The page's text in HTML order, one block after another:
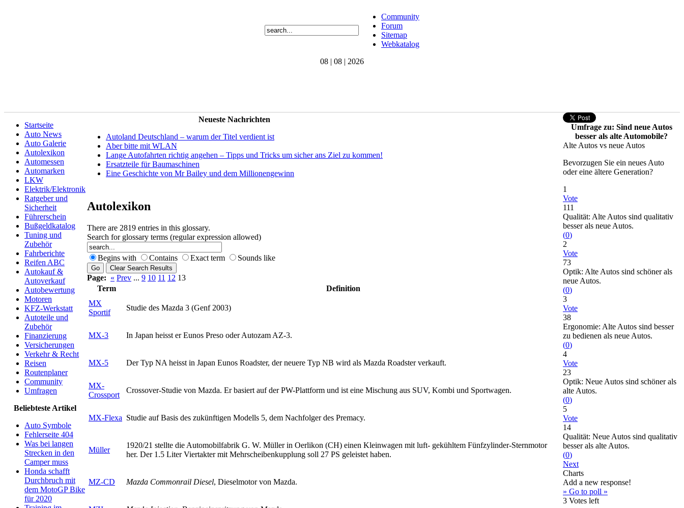
Community
Forum
Sitemap
Webkatalog
08 | 08 | 2026
Startseite
Auto News
Auto Galerie
Autolexikon
Automessen
Automarken
LKW
Elektrik/Elektronik
Ratgeber und
Sicherheit
Führerschein
Bußgeldkatalog
Tuning und
Zubehör
Fahrberichte
Reifen ABC
Autokauf &
Autoverkauf
Autobewertung
Motoren
KFZ-Werkstatt
Autoteile und
Zubehör
Finanzierung
Versicherungen
Verkehr & Recht
Reisen
Routenplaner
Community
Umfragen
Beliebteste Artikel
Auto Symbole
Fehlerseite 404
Was bei langen
Strecken in den
Camper muss
Honda schafft
Durchbruch mit
dem MotoGP Bike
für 2020
Neueste Nachrichten
Autoland Deutschland – warum der Titel verdient ist
Aber bitte mit WLAN
Lange Autofahrten richtig angehen – Tipps und Tricks um sicher ans Ziel zu kommen!
Ersatzteile für Baumaschinen
Eine Geschichte von Mr Bailey und dem Millionengewinn
Autolexikon
There are 2819 entries in this glossary.
Search for glossary terms (regular expression allowed)
Begins with Contains Exact term Sounds like
Page: « Prev ... 9 10 11 12 13
Term
Definition
MX
Sportif
Studie des Mazda 3 (Genf 2003)
MX-3 In Japan heisst er Eunos Preso oder Autozam AZ-3.
MX-5 Der Typ NA heisst in Japan Eunos Roadster, der neuere Typ NB wird als Mazda Roadster verkauft.
MX-
Crossport
Crossover-Studie von Mazda. Er basiert auf der PW-Plattform und ist eine Mischung aus SUV, Kombi und Sportwagen.
MX-Flexa Studie auf Basis des zukünftigen Modells 5, dem Nachfolger des Premacy.
Müller
1920/21 stellte die Automobilfabrik G. W. Müller in Oerlikon (CH) einen Kleinwagen mit luft- gekühltem Fünfzylinder-Sternmotor
her. Der 1.5 Liter Viertakter mit Mehrscheibenkupplung soll 27 PS geleistet haben.
MZ-CD Mazda Commonrail Diesel, Dieselmotor von Mazda.
Umfrage zu: Sind neue Autos
besser als alte Automobile?
Alte Autos vs neue Autos
Bevorzugen Sie ein neues Auto
oder eine ältere Generation?
1
Vote
111
Qualität: Alte Autos sind qualitativ
besser als neue Autos.
(0)
2
Vote
73
Optik: Alte Autos sind schöner als
neue Autos.
(0)
3
Vote
38
Ergonomie: Alte Autos sind besser
zu bedienen als neue Autos.
(0)
4
Vote
23
Optik: Neue Autos sind schöner als
alte Autos.
(0)
5
Vote
14
Qualität: Neue Autos sind qualitativ
besser als alte Autos.
(0)
Next
Charts
Add a new response!
» Go to poll »
3 Votes left